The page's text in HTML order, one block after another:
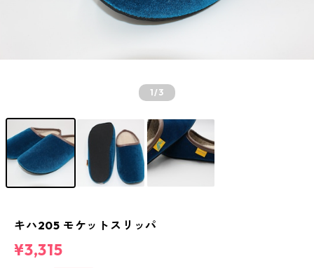
1/3
キハ205 モケットスリッパ
¥3,315